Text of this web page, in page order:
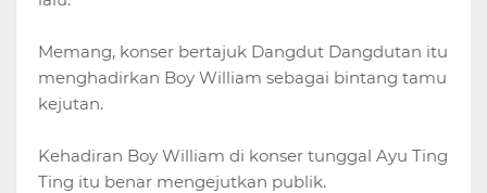
Memang, konser bertajuk Dangdut Dangdutan itu
menghadirkan Boy William sebagai bintang tamu
kejutan.
Kehadiran Boy William di konser tunggal Ayu Ting
Ting itu benar mengejutkan publik.